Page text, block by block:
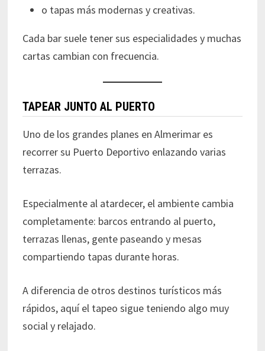
o tapas más modernas y creativas.
Cada bar suele tener sus especialidades y muchas
cartas cambian con frecuencia.
TAPEAR JUNTO AL PUERTO
Uno de los grandes planes en Almerimar es
recorrer su Puerto Deportivo enlazando varias
terrazas.
Especialmente al atardecer, el ambiente cambia
completamente: barcos entrando al puerto,
terrazas llenas, gente paseando y mesas
compartiendo tapas durante horas.
A diferencia de otros destinos turísticos más
rápidos, aquí el tapeo sigue teniendo algo muy
social y relajado.